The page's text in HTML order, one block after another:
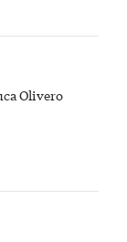
Olivero